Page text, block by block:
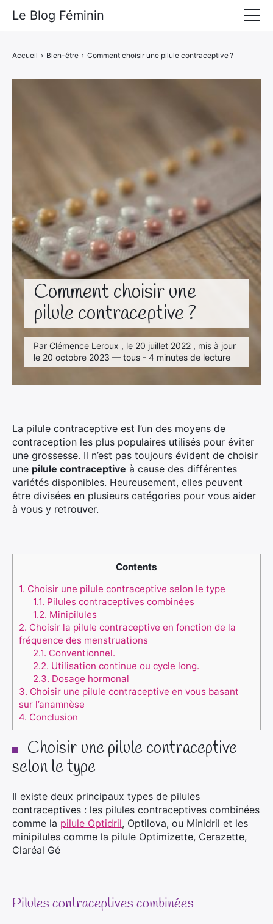
Comment choisir une
pilule contraceptive ?
Par Clémence Leroux , le 20 juillet 2022 , mis à jour
le 20 octobre 2023 — tous - 4 minutes de lecture
Accueil › Bien-être › Comment choisir une pilule contraceptive ?
La pilule contraceptive est l’un des moyens de
contraception les plus populaires utilisés pour éviter
une grossesse. Il n’est pas toujours évident de choisir
une pilule contraceptive à cause des différentes
variétés disponibles. Heureusement, elles peuvent
être divisées en plusieurs catégories pour vous aider
à vous y retrouver.
Contents
1. Choisir une pilule contraceptive selon le type
1.1. Pilules contraceptives combinées
1.2. Minipilules
2. Choisir la pilule contraceptive en fonction de la
fréquence des menstruations
2.1. Conventionnel.
2.2. Utilisation continue ou cycle long.
2.3. Dosage hormonal
3. Choisir une pilule contraceptive en vous basant
sur l’anamnèse
4. Conclusion
Choisir une pilule contraceptive
selon le type
Il existe deux principaux types de pilules
contraceptives : les pilules contraceptives combinées
comme la pilule Optidril, Optilova, ou Minidril et les
minipilules comme la pilule Optimizette, Cerazette,
Claréal Gé
Pilules contraceptives combinées
Le Blog Féminin
Déco & Maison
Amour